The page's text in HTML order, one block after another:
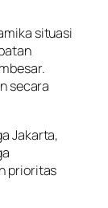
situasi
secara
Jakarta,
prioritas